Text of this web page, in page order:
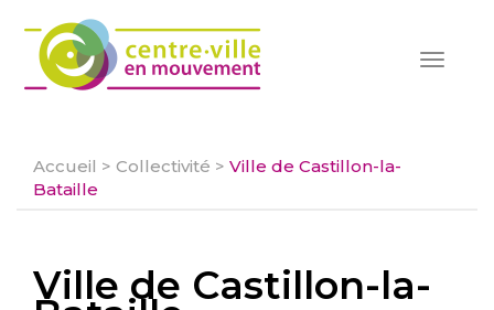
Toggle
Accueil > Collectivité > Ville de Castillon-la-
Bataille
Ville de Castillon-la-